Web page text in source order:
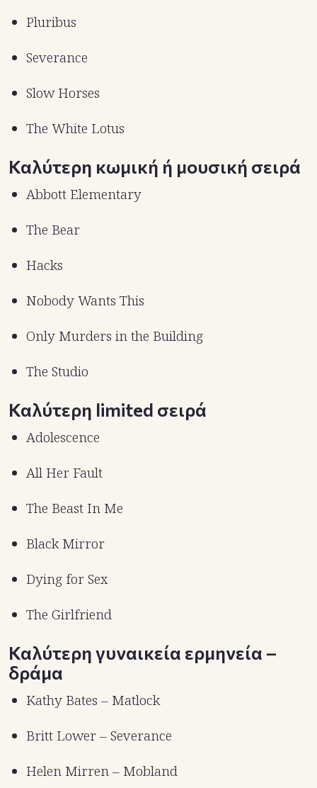
Pluribus
Severance
Slow Horses
The White Lotus
Καλύτερη κωμική ή μουσική σειρά
Abbott Elementary
The Bear
Hacks
Nobody Wants This
Only Murders in the Building
The Studio
Καλύτερη limited σειρά
Adolescence
All Her Fault
The Beast In Me
Black Mirror
Dying for Sex
The Girlfriend
Καλύτερη γυναικεία ερμηνεία –
δράμα
Kathy Bates – Matlock
Britt Lower – Severance
Helen Mirren – Mobland